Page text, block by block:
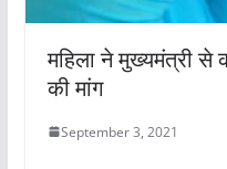
महिला ने मुख्यमंत्री से
की मांग
September 3, 2021